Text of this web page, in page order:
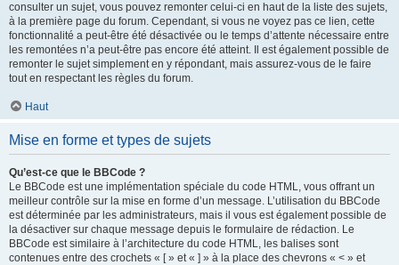
consulter un sujet, vous pouvez remonter celui-ci en haut de la liste des sujets,
à la première page du forum. Cependant, si vous ne voyez pas ce lien, cette
fonctionnalité a peut-être été désactivée ou le temps d’attente nécessaire entre
les remontées n’a peut-être pas encore été atteint. Il est également possible de
remonter le sujet simplement en y répondant, mais assurez-vous de le faire
tout en respectant les règles du forum.
Haut
Mise en forme et types de sujets
Qu’est-ce que le BBCode ?
Le BBCode est une implémentation spéciale du code HTML, vous offrant un
meilleur contrôle sur la mise en forme d’un message. L’utilisation du BBCode
est déterminée par les administrateurs, mais il vous est également possible de
la désactiver sur chaque message depuis le formulaire de rédaction. Le
BBCode est similaire à l’architecture du code HTML, les balises sont
contenues entre des crochets « [ » et « ] » à la place des chevrons « < » et